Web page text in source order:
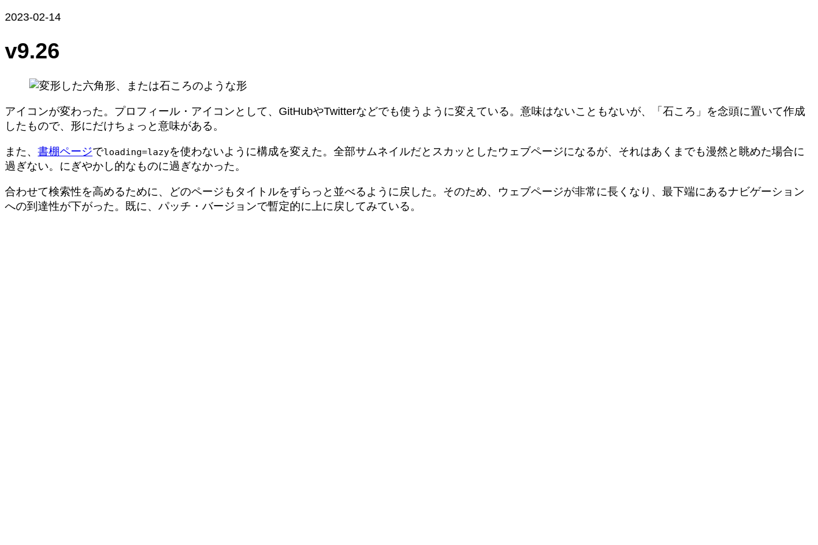
2023-02-14
v9.26
アイコンが変わった。プロフィール・アイコンとして、GitHubやTwitterなどでも使うように変えている。意味はないこともないが、「石ころ」を念頭に置いて作成
したもので、形にだけちょっと意味がある。
また、 書棚ページでloading=lazyを使わないように構成を変えた。全部サムネイルだとスカッとしたウェブページになるが、それはあくまでも漫然と眺めた場合に
過ぎない。にぎやかし的なものに過ぎなかった。
合わせて検索性を高めるために、どのページもタイトルをずらっと並べるように戻した。そのため、ウェブページが非常に長くなり、最下端にあるナビゲーション
への到達性が下がった。既に、パッチ・バージョンで暫定的に上に戻してみている。